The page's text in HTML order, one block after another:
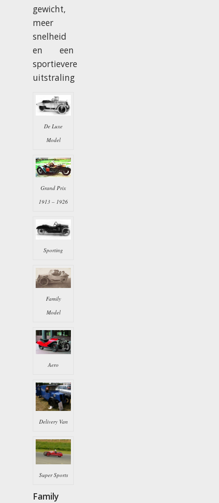
gewicht,
meer
snelheid
en een
sportievere
uitstraling
De Luxe
Model
Grand Prix
1913 – 1926
Sporting
Family
Model
Aero
Delivery Van
Super Sports
Family